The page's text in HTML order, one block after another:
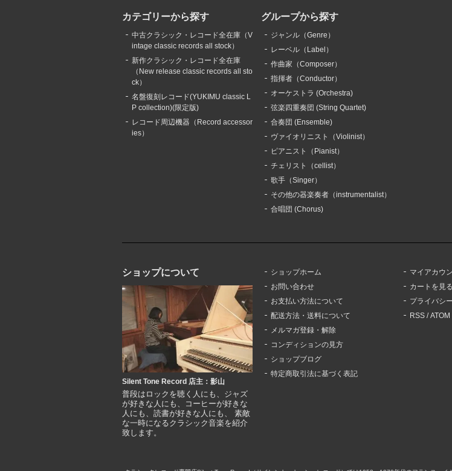
カテゴリーから探す
中古クラシック・レコード全在庫（V
intage classic records all stock）
新作クラシック・レコード全在庫
（New release classic records all sto
ck）
名盤復刻レコード(YUKIMU classic L
P collection)(限定版)
レコード周辺機器（Record accessor
ies）
グループから探す
ジャンル（Genre）
レーベル（Label）
作曲家（Composer）
指揮者（Conductor）
オーケストラ (Orchestra)
弦楽四重奏団 (String Quartet)
合奏団 (Ensemble)
ヴァイオリニスト（Violinist）
ピアニスト（Pianist）
チェリスト（cellist）
歌手（Singer）
その他の器楽奏者（instrumentalist）
合唱団 (Chorus)
ショップについて
Silent Tone Record 店主：影山
普段はロックを聴く人にも、ジャズ
が好きな人にも、コーヒーが好きな
人にも、読書が好きな人にも、 素敵
な一時になるクラシック音楽を紹介
致します。
ショップホーム
お問い合わせ
お支払い方法について
配送方法・送料について
メルマガ登録・解除
コンディションの見方
ショップブログ
特定商取引法に基づく表記
マイアカウ
カートを見る
プライバシ
RSS /ATOM